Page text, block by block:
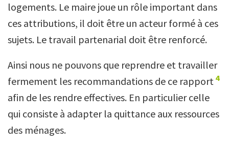
logements. Le maire joue un rôle important dans
ces attributions, il doit être un acteur formé à ces
sujets. Le travail partenarial doit être renforcé.
Ainsi nous ne pouvons que reprendre et travailler
fermement les recommandations de ce rapport 4
afin de les rendre effectives. En particulier celle
qui consiste à adapter la quittance aux ressources
des ménages.